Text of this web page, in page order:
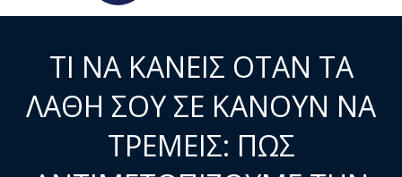
ΤΙ ΝΑ ΚΑΝΕΙΣ ΟΤΑΝ ΤΑ
ΛΑΘΗ ΣΟΥ ΣΕ ΚΑΝΟΥΝ ΝΑ
ΤΡΕΜΕΙΣ: ΠΩΣ